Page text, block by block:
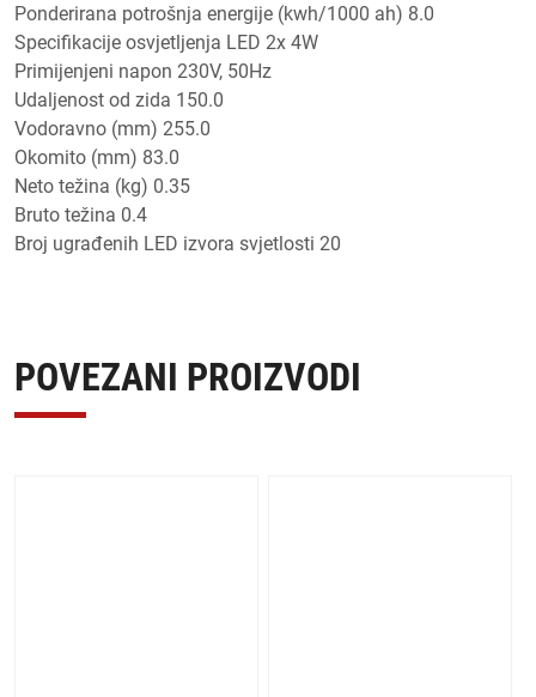
Ponderirana potrošnja energije (kwh/1000 ah) 8.0
Specifikacije osvjetljenja LED 2x 4W
Primijenjeni napon 230V, 50Hz
Udaljenost od zida 150.0
Vodoravno (mm) 255.0
Okomito (mm) 83.0
Neto težina (kg) 0.35
Bruto težina 0.4
Broj ugrađenih LED izvora svjetlosti 20
POVEZANI PROIZVODI